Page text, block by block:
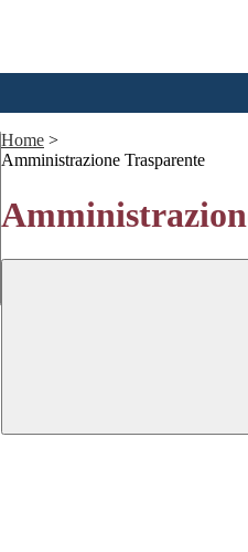
Home >
Amministrazione Trasparente